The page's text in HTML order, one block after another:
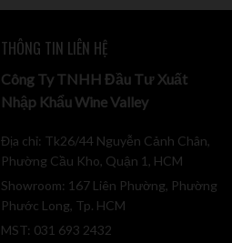
THÔNG TIN LIÊN HỆ
Công Ty TNHH Đầu Tư Xuất
Nhập Khẩu Wine Valley
Địa chỉ: Tk26/44 Nguyễn Cảnh Chân,
Phường Cầu Kho, Quận 1, HCM
Showroom: 167 Liên Phường, Phường
Phước Long, Tp. HCM
MST: 031 693 2432